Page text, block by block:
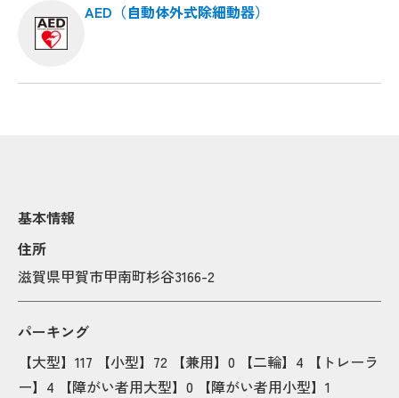
AED（自動体外式除細動器）
基本情報
住所
滋賀県甲賀市甲南町杉谷3166-2
パーキング
【大型】117 【小型】72 【兼用】0 【二輪】4 【トレーラ
ー】4 【障がい者用大型】0 【障がい者用小型】1